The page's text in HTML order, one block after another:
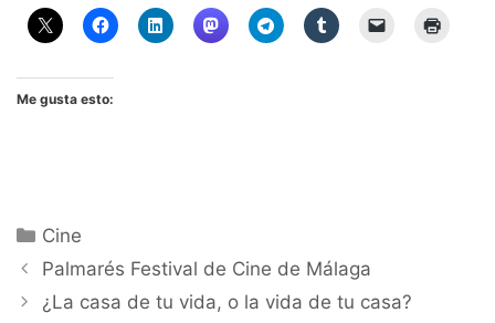
Me gusta esto:
Categorías
Cine
Palmarés Festival de Cine de Málaga
¿La casa de tu vida, o la vida de tu casa?